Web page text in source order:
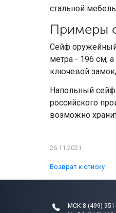
стальной
Примеры
Сейф
метра - 196 см,
ключевой
Напольный
российского
возможно
26.11.2021
Возврат к списку
МСК:8 (499)